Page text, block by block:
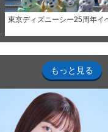
東京ディズニーシー25周年イ
もっと見る